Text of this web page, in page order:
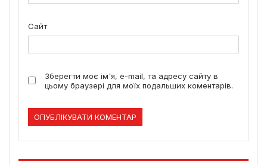
Сайт
Зберегти моє ім'я, e-mail, та адресу сайту в
цьому браузері для моїх подальших коментарів.